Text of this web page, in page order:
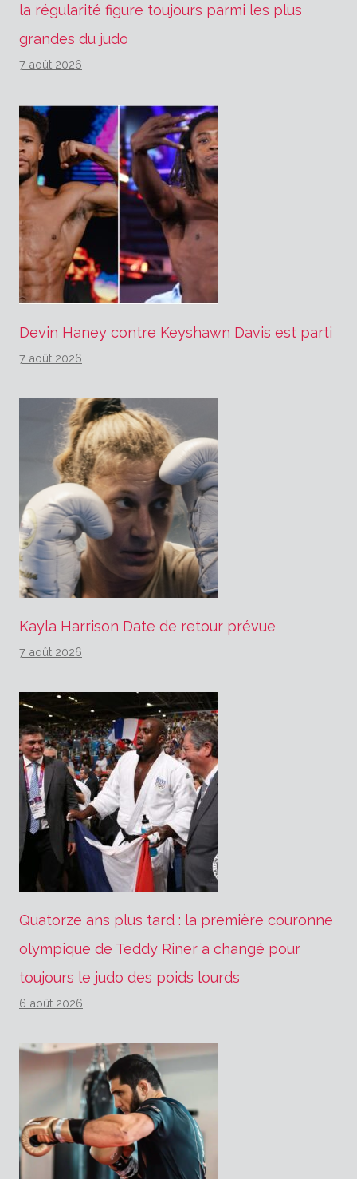
la régularité figure toujours parmi les plus
grandes du judo
7 août 2026
Devin Haney contre Keyshawn Davis est parti
7 août 2026
Kayla Harrison Date de retour prévue
7 août 2026
Quatorze ans plus tard : la première couronne
olympique de Teddy Riner a changé pour
toujours le judo des poids lourds
6 août 2026